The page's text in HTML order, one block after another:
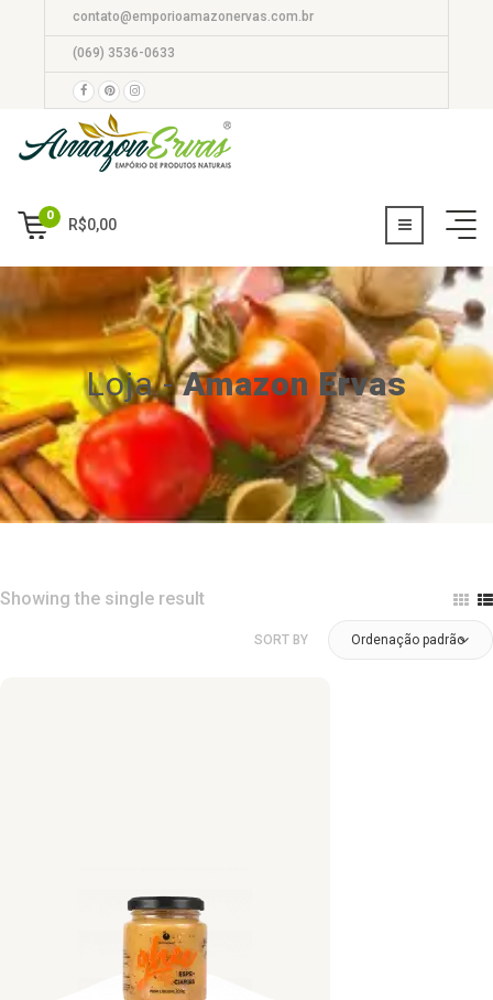
contato@emporioamazonervas.com.br
(069) 3536-0633
0
R$0,00
Loja -Amazon Ervas
Showing the single result
SORT BY Ordenação padrão